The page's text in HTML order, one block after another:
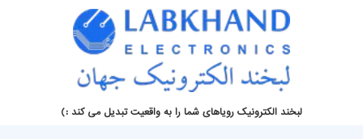
لبخند الکترونیک رویاهای شما را به واقعیت تبدیل می کند :)